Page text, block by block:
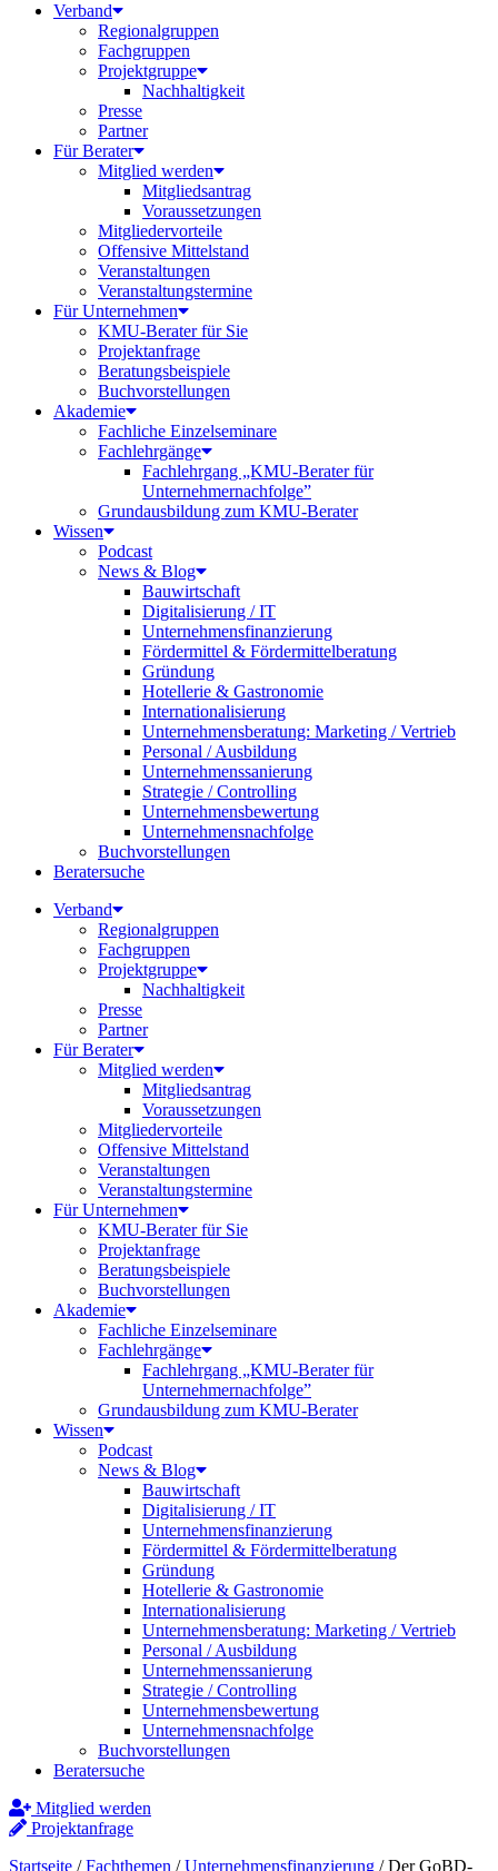
Verband
Regionalgruppen
Fachgruppen
Projektgruppe
Nachhaltigkeit
Presse
Partner
Für Berater
Mitglied werden
Mitgliedsantrag
Voraussetzungen
Mitgliedervorteile
Offensive Mittelstand
Veranstaltungen
Veranstaltungstermine
Für Unternehmen
KMU-Berater für Sie
Projektanfrage
Beratungsbeispiele
Buchvorstellungen
Akademie
Fachliche Einzelseminare
Fachlehrgänge
Fachlehrgang „KMU-Berater für
Unternehmernachfolge”
Grundausbildung zum KMU-Berater
Wissen
Podcast
News & Blog
Bauwirtschaft
Digitalisierung / IT
Unternehmensfinanzierung
Fördermittel & Fördermittelberatung
Gründung
Hotellerie & Gastronomie
Internationalisierung
Unternehmensberatung: Marketing / Vertrieb
Personal / Ausbildung
Unternehmenssanierung
Strategie / Controlling
Unternehmensbewertung
Unternehmensnachfolge
Buchvorstellungen
Beratersuche
Verband
Regionalgruppen
Fachgruppen
Projektgruppe
Nachhaltigkeit
Presse
Partner
Für Berater
Mitglied werden
Mitgliedsantrag
Voraussetzungen
Mitgliedervorteile
Offensive Mittelstand
Veranstaltungen
Veranstaltungstermine
Für Unternehmen
KMU-Berater für Sie
Projektanfrage
Beratungsbeispiele
Buchvorstellungen
Akademie
Fachliche Einzelseminare
Fachlehrgänge
Fachlehrgang „KMU-Berater für
Unternehmernachfolge”
Grundausbildung zum KMU-Berater
Wissen
Podcast
News & Blog
Bauwirtschaft
Digitalisierung / IT
Unternehmensfinanzierung
Fördermittel & Fördermittelberatung
Gründung
Hotellerie & Gastronomie
Internationalisierung
Unternehmensberatung: Marketing / Vertrieb
Personal / Ausbildung
Unternehmenssanierung
Strategie / Controlling
Unternehmensbewertung
Unternehmensnachfolge
Buchvorstellungen
Beratersuche
Mitglied werden
Projektanfrage
Startseite /Fachthemen /Unternehmensfinanzierung /Der GoBD-